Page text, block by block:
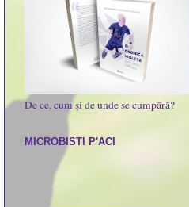
De ce, cum și de unde se cumpără?
MICROBISTI P'ACI